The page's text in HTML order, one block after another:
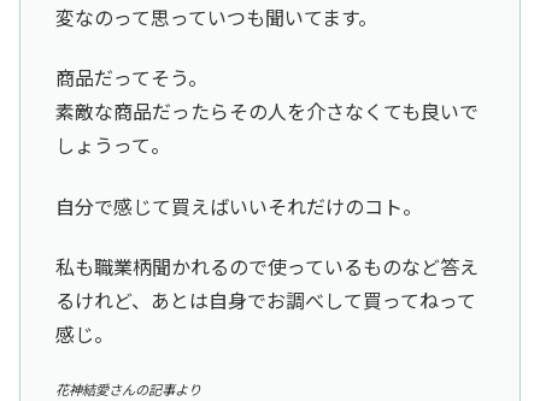
変なのって思っていつも聞いてます。
商品だってそう。
素敵な商品だったらその人を介さなくても良いで
しょうって。
自分で感じて買えばいいそれだけのコト。
私も職業柄聞かれるので使っているものなど答え
るけれど、あとは自身でお調べして買ってねって
感じ。
花神結愛さんの記事より